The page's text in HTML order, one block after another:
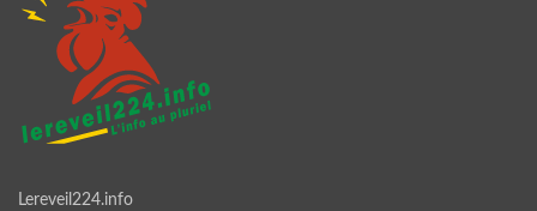
Lereveil224.info